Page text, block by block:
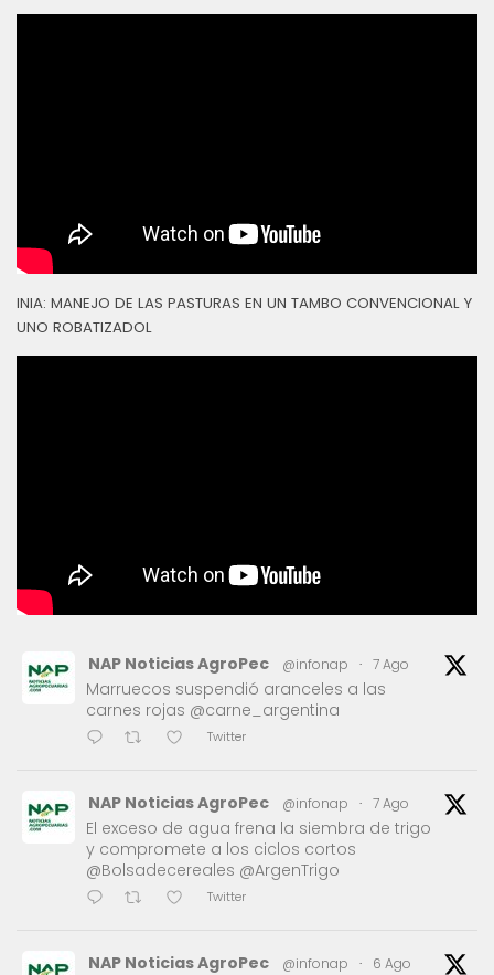
INIA: MANEJO DE LAS PASTURAS EN UN TAMBO CONVENCIONAL Y
UNO ROBATIZADOL
NAP Noticias AgroPec @infonap · 7 Ago
Marruecos suspendió aranceles a las
carnes rojas @carne_argentina
Twitter
NAP Noticias AgroPec @infonap · 7 Ago
El exceso de agua frena la siembra de trigo
y compromete a los ciclos cortos
@Bolsadecereales @ArgenTrigo
Twitter
NAP Noticias AgroPec @infonap · 6 Ago